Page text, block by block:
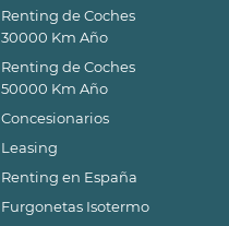
Renting de Coches
30000 Km Año
Renting de Coches
50000 Km Año
Concesionarios
Leasing
Renting en España
Furgonetas Isotermo